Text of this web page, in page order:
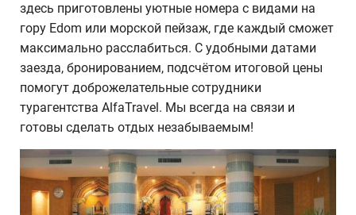
здесь приготовлены уютные номера с видами на
гору Edom или морской пейзаж, где каждый сможет
максимально расслабиться. С удобными датами
заезда, бронированием, подсчётом итоговой цены
помогут доброжелательные сотрудники
турагентства AlfaTravel. Мы всегда на связи и
готовы сделать отдых незабываемым!